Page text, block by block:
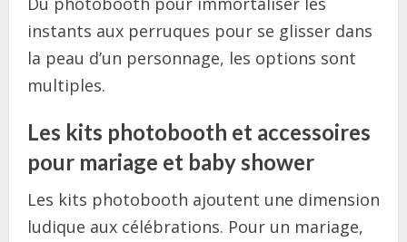
instants aux perruques pour se glisser dans
la peau d’un personnage, les options sont
multiples.
Les kits photobooth et accessoires
pour mariage et baby shower
Les kits photobooth ajoutent une dimension
ludique aux célébrations. Pour un mariage,